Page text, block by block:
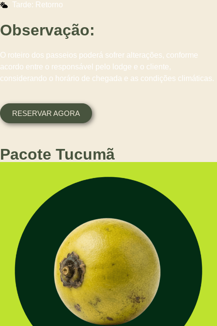
Tarde: Retorno
Observação:
O roteiro dos passeios poderá sofrer alterações, conforme
acordo entre o responsável pelo lodge e o cliente,
considerando o horário de chegada e as condições climáticas.
RESERVAR AGORA
Pacote Tucumã